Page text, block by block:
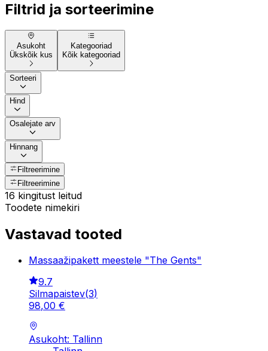
Filtrid ja sorteerimine
Asukoht
Ükskõik kus
Kategooriad
Kõik kategooriad
Sorteeri
Hind
Osalejate arv
Hinnang
Filtreerimine
Filtreerimine
16 kingitust leitud
Toodete nimekiri
Vastavad tooted
Massaažipakett meestele "The Gents"
9.7
Silmapaistev(3)
98,00 €
Asukoht: Tallinn